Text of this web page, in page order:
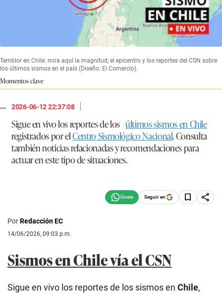
Temblor en Chile: mira aquí la magnitud, el epicentro y los reportes del CSN sobre
los últimos sismos en el país (Diseño: El Comercio).
Momentos clave
2026-06-12 22:37:08
|
Sigue en vivo los reportes de losúltimos sismos en Chile
registrados por elCentro Sismológico Nacional. Consulta
también noticias relacionadas y recomendaciones para
actuar en este tipo de situaciones.
Seguir en
PorRedacción EC
14/06/2026, 09:03 p.m.
Sismos en Chile vía el CSN
Sigue en vivo los reportes de los sismos en Chile,